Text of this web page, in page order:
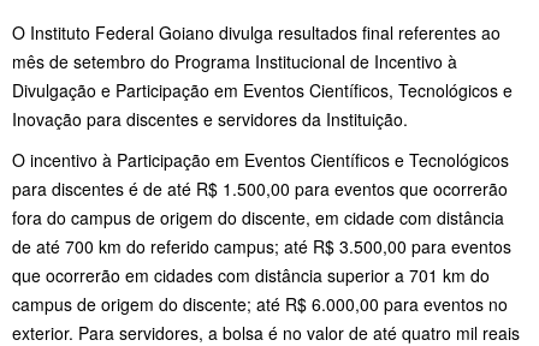
O Instituto Federal Goiano divulga resultados final referentes ao
mês de setembro do Programa Institucional de Incentivo à
Divulgação e Participação em Eventos Científicos, Tecnológicos e
Inovação para discentes e servidores da Instituição.
O incentivo à Participação em Eventos Científicos e Tecnológicos
para discentes é de até R$ 1.500,00 para eventos que ocorrerão
fora do campus de origem do discente, em cidade com distância
de até 700 km do referido campus; até R$ 3.500,00 para eventos
que ocorrerão em cidades com distância superior a 701 km do
campus de origem do discente; até R$ 6.000,00 para eventos no
exterior. Para servidores, a bolsa é no valor de até quatro mil reais